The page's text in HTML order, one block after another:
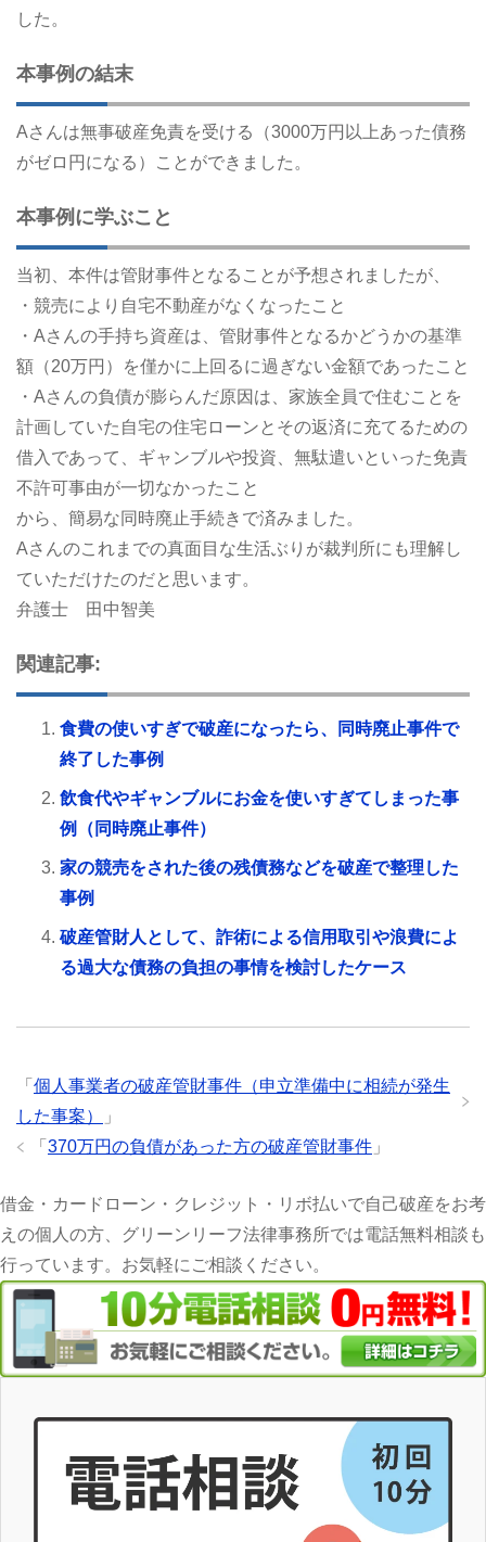
した。
本事例の結末
Aさんは無事破産免責を受ける（3000万円以上あった債務
がゼロ円になる）ことができました。
本事例に学ぶこと
当初、本件は管財事件となることが予想されましたが、
・競売により自宅不動産がなくなったこと
・Aさんの手持ち資産は、管財事件となるかどうかの基準
額（20万円）を僅かに上回るに過ぎない金額であったこと
・Aさんの負債が膨らんだ原因は、家族全員で住むことを
計画していた自宅の住宅ローンとその返済に充てるための
借入であって、ギャンブルや投資、無駄遣いといった免責
不許可事由が一切なかったこと
から、簡易な同時廃止手続きで済みました。
Aさんのこれまでの真面目な生活ぶりが裁判所にも理解し
ていただけたのだと思います。
弁護士 田中智美
関連記事:
食費の使いすぎで破産になったら、同時廃止事件で
終了した事例
飲食代やギャンブルにお金を使いすぎてしまった事
例（同時廃止事件）
家の競売をされた後の残債務などを破産で整理した
事例
破産管財人として、詐術による信用取引や浪費によ
る過大な債務の負担の事情を検討したケース
「 個人事業者の破産管財事件（申立準備中に相続が発生
した事案）
」
「 370万円の負債があった方の破産管財事件 」
借金・カードローン・クレジット・リボ払いで自己破産をお考
えの個人の方、グリーンリーフ法律事務所では電話無料相談も
行っています。お気軽にご相談ください。